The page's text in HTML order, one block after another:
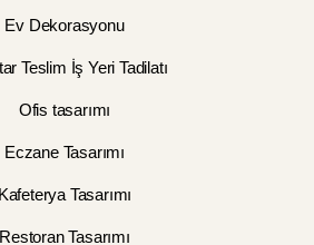
Ev Dekorasyonu
Teslim İş Yeri Tadilatı
Ofis tasarımı
Eczane Tasarımı
Kafeterya Tasarımı
Restoran Tasarımı